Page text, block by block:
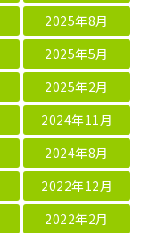
2025年8月
2025年5月
2025年2月
2024年11月
2024年8月
2022年12月
2022年2月